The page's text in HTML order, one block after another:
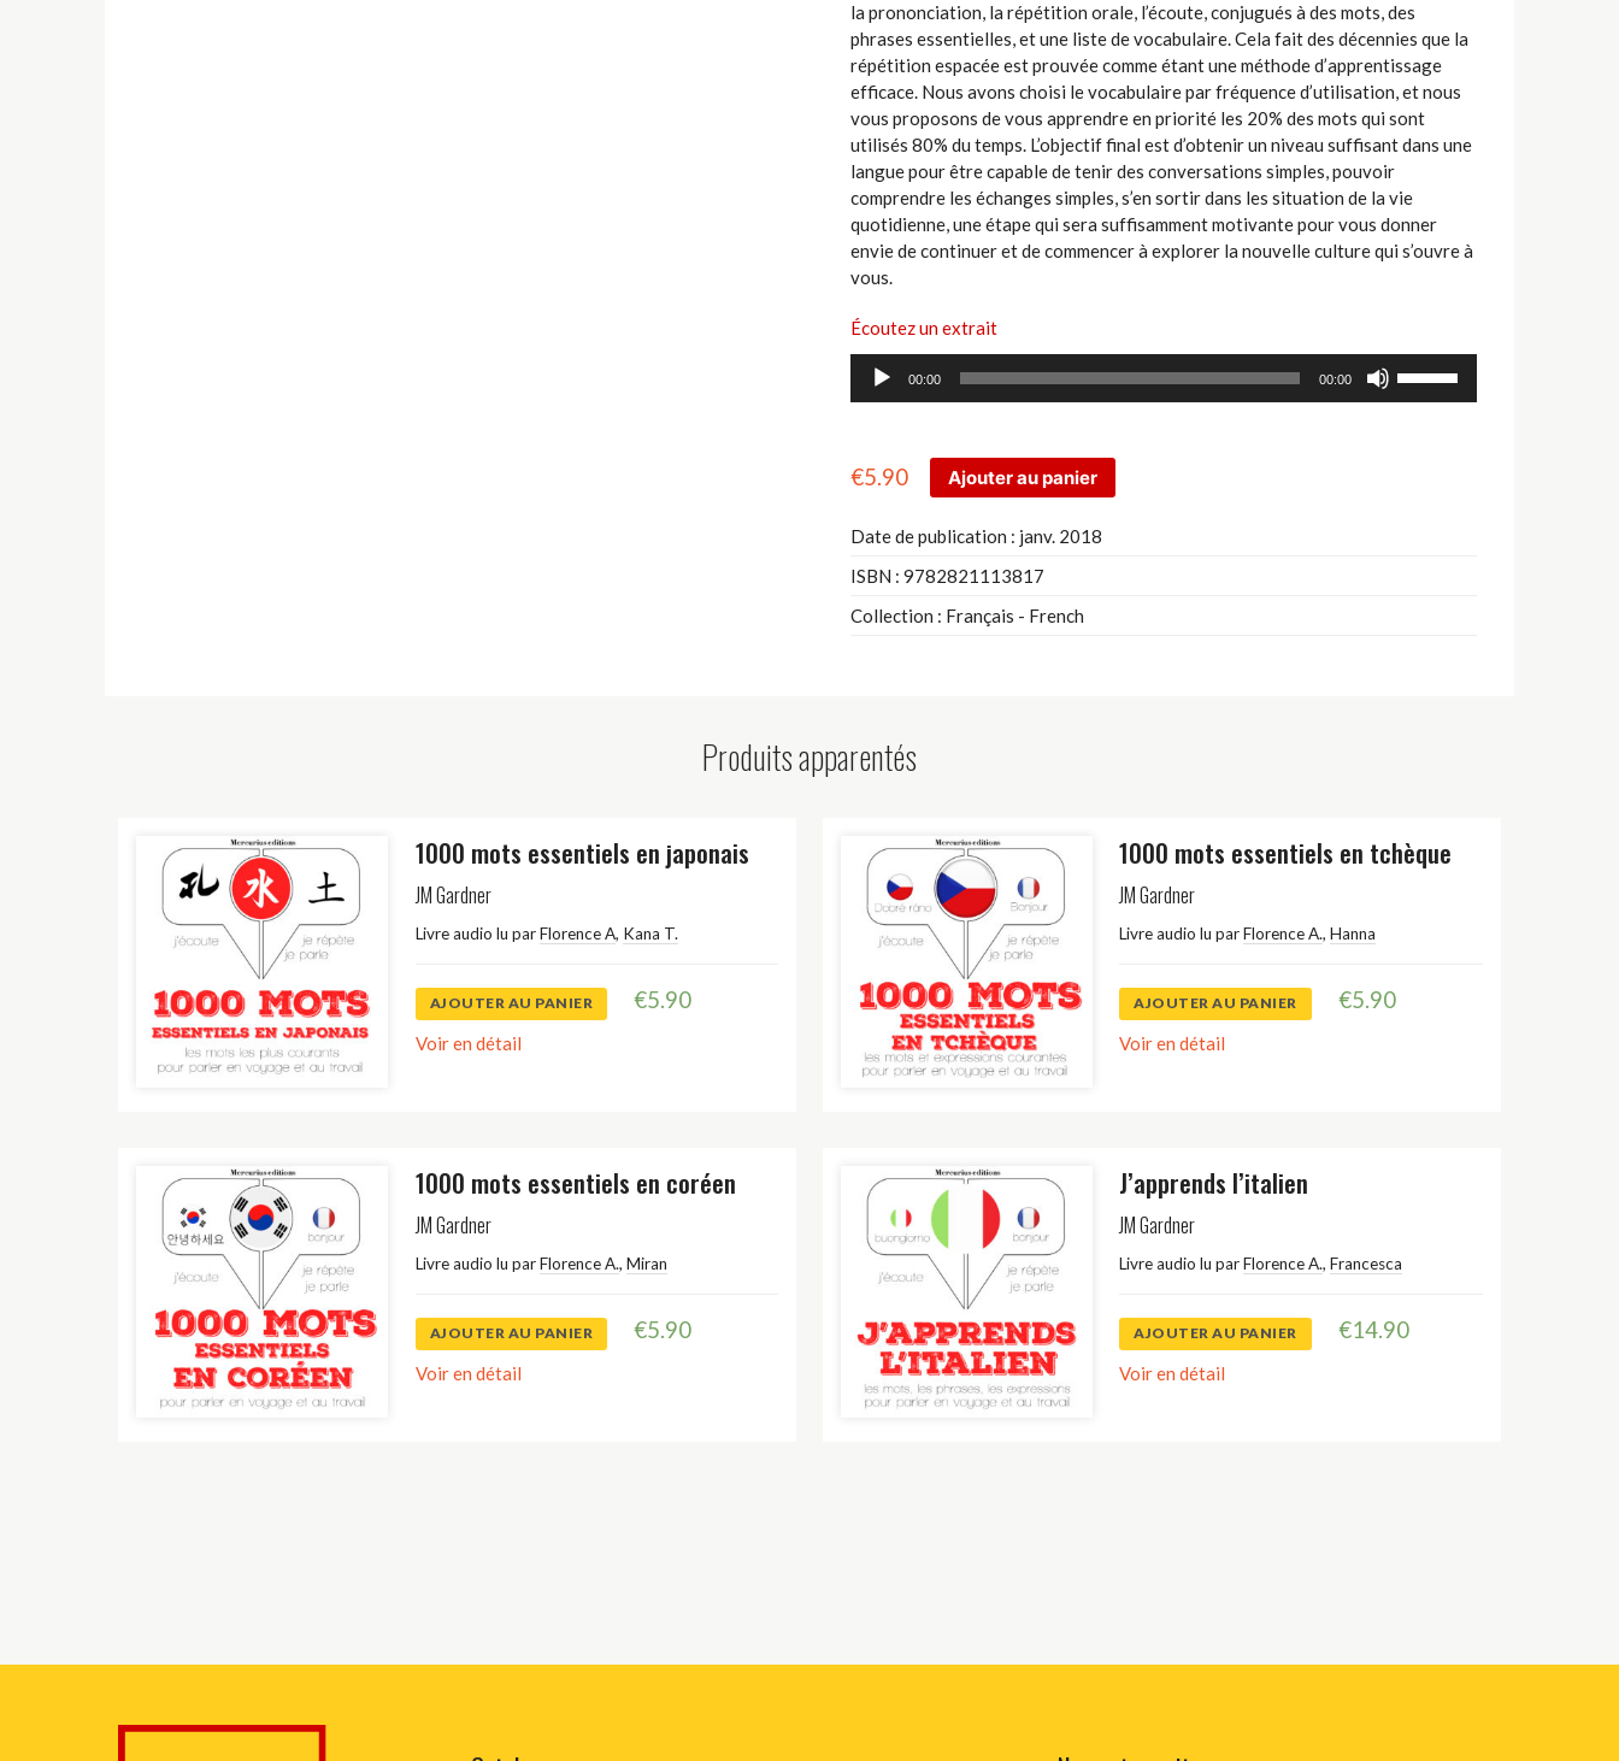
la prononciation, la répétition orale, l’écoute, conjugués à des mots, des
phrases essentielles, et une liste de vocabulaire. Cela fait des décennies que la
répétition espacée est prouvée comme étant une méthode d’apprentissage
efficace. Nous avons choisi le vocabulaire par fréquence d’utilisation, et nous
vous proposons de vous apprendre en priorité les 20% des mots qui sont
utilisés 80% du temps. L’objectif final est d’obtenir un niveau suffisant dans une
langue pour être capable de tenir des conversations simples, pouvoir
comprendre les échanges simples, s’en sortir dans les situation de la vie
quotidienne, une étape qui sera suffisamment motivante pour vous donner
envie de continuer et de commencer à explorer la nouvelle culture qui s’ouvre à
vous.
Écoutez un extrait
Lecteur
audio
00:00 00:00
€5.90 Ajouter au panier
Date de publication : janv. 2018
ISBN : 9782821113817
Collection : Français - French
Produits apparentés
1000 mots essentiels en japonais
JM Gardner
Livre audio lu parFlorence A, Kana T.
AJOUTER AU PANIER €5.90
Voir en détail
1000 mots essentiels en tchèque
JM Gardner
Livre audio lu parFlorence A.,Hanna
AJOUTER AU PANIER €5.90
Voir en détail
1000 mots essentiels en coréen
JM Gardner
Livre audio lu parFlorence A., Miran
AJOUTER AU PANIER €5.90
Voir en détail
J’apprends l’italien
JM Gardner
Livre audio lu parFlorence A.,Francesca
AJOUTER AU PANIER €14.90
Voir en détail